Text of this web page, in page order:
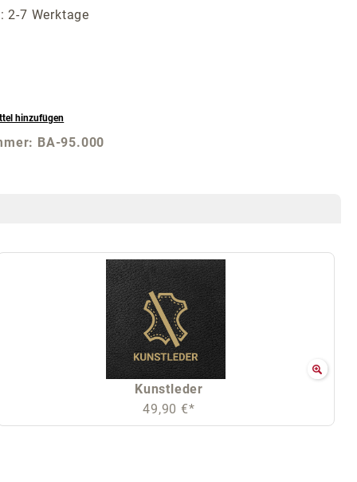
2-7 Werktage
hinzufügen
BA-95.000
Kunstleder
49,90 €*